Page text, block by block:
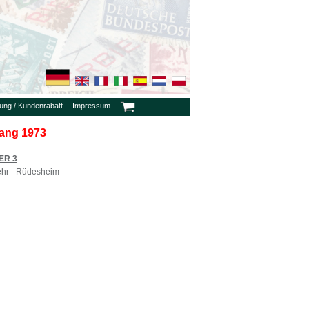
/ Kundenrabatt Impressum
1973
3
- Rüdesheim